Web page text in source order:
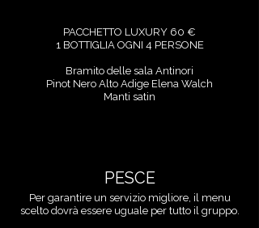
PACCHETTO LUXURY 60 €
1 BOTTIGLIA OGNI 4 PERSONE
Bramito delle sala Antinori
Pinot Nero Alto Adige Elena Walch
Manti satin
PESCE
Per garantire un servizio migliore, il menu
scelto dovrà essere uguale per tutto il gruppo.